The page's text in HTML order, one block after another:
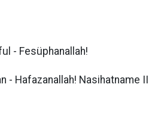
- Fesüphanallah!
- Hafazanallah! Nasihatname II